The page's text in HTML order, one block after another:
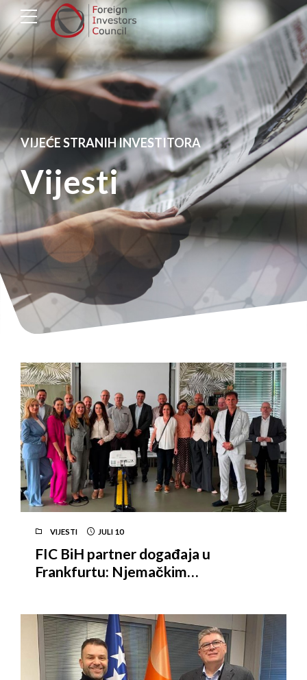
VIJEĆE STRANIH INVESTITORA
Vijesti
VIJESTI JULI 10
FIC BiH partner događaja u
Frankfurtu: Njemačkim